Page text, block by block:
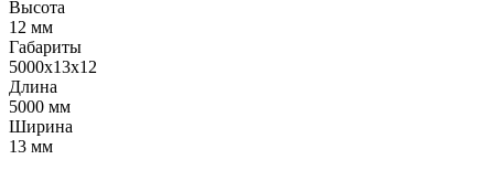
Высота
12 мм
Габариты
5000x13x12
Длина
5000 мм
Ширина
13 мм